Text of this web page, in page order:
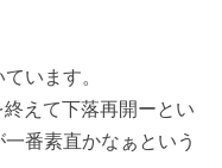
います。
えて下落再開ーとい
番素直かなぁという